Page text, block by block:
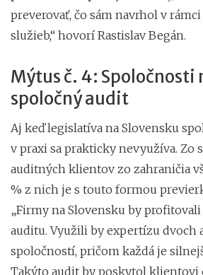
preverovať, čo sám navrhol v
služieb,“ hovorí Rastislav Begán.
Mýtus č. 4: Spoločnosti
spoločný audit
Aj keď legislatíva na Slovensku
v praxi sa prakticky nevyužíva. Zo
auditných klientov zo zahraničia
% z nich je s touto formou
„Firmy na Slovensku by
auditu. Využili by expertízu dvoch
spoločností, pričom každá je
Takýto audit by poskytol klientovi